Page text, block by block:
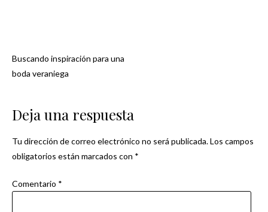
Navegación
Buscando inspiración para una
boda veraniega
Deja una respuesta
Tu dirección de correo electrónico no será publicada.Los campos
obligatorios están marcados con *
Comentario *